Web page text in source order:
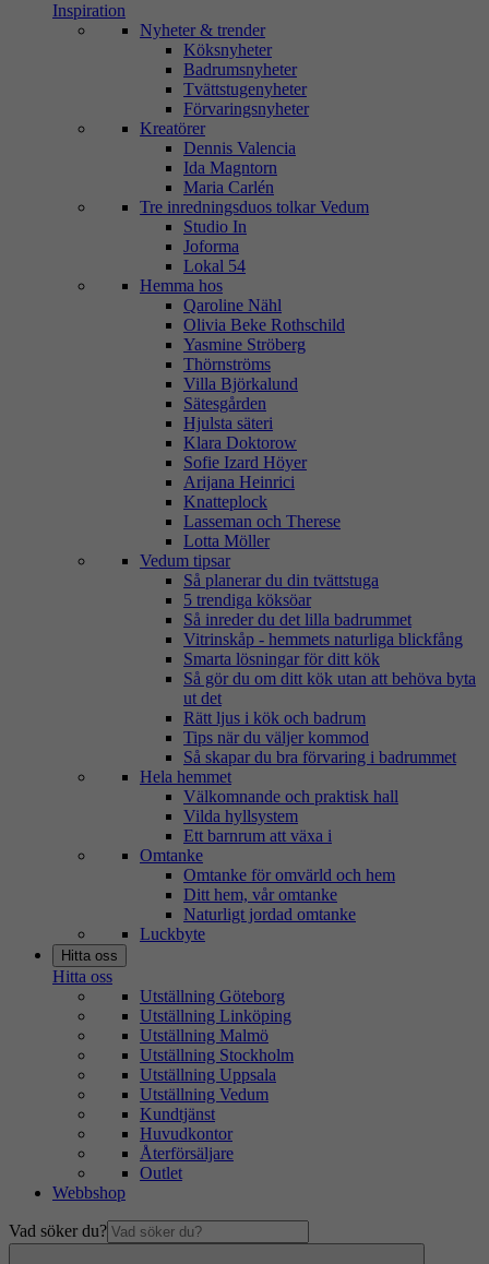
Inspiration
Nyheter & trender
Köksnyheter
Badrumsnyheter
Tvättstugenyheter
Förvaringsnyheter
Kreatörer
Dennis Valencia
Ida Magntorn
Maria Carlén
Tre inredningsduos tolkar Vedum
Studio In
Joforma
Lokal 54
Hemma hos
Qaroline Nähl
Olivia Beke Rothschild
Yasmine Ströberg
Thörnströms
Villa Björkalund
Sätesgården
Hjulsta säteri
Klara Doktorow
Sofie Izard Höyer
Arijana Heinrici
Knatteplock
Lasseman och Therese
Lotta Möller
Vedum tipsar
Så planerar du din tvättstuga
5 trendiga köksöar
Så inreder du det lilla badrummet
Vitrinskåp - hemmets naturliga blickfång
Smarta lösningar för ditt kök
Så gör du om ditt kök utan att behöva byta
ut det
Rätt ljus i kök och badrum
Tips när du väljer kommod
Så skapar du bra förvaring i badrummet
Hela hemmet
Välkomnande och praktisk hall
Vilda hyllsystem
Ett barnrum att växa i
Omtanke
Omtanke för omvärld och hem
Ditt hem, vår omtanke
Naturligt jordad omtanke
Luckbyte
Hitta oss
Hitta oss
Utställning Göteborg
Utställning Linköping
Utställning Malmö
Utställning Stockholm
Utställning Uppsala
Utställning Vedum
Kundtjänst
Huvudkontor
Återförsäljare
Outlet
Webbshop
Vad söker du?